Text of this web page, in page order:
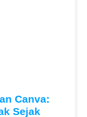
Canva:
Sejak